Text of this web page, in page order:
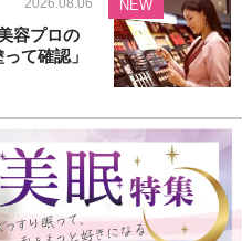
容プロの
て確認」
NEW